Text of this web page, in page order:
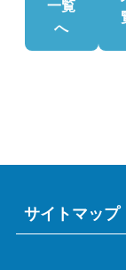
一覧
へ
サイトマップ